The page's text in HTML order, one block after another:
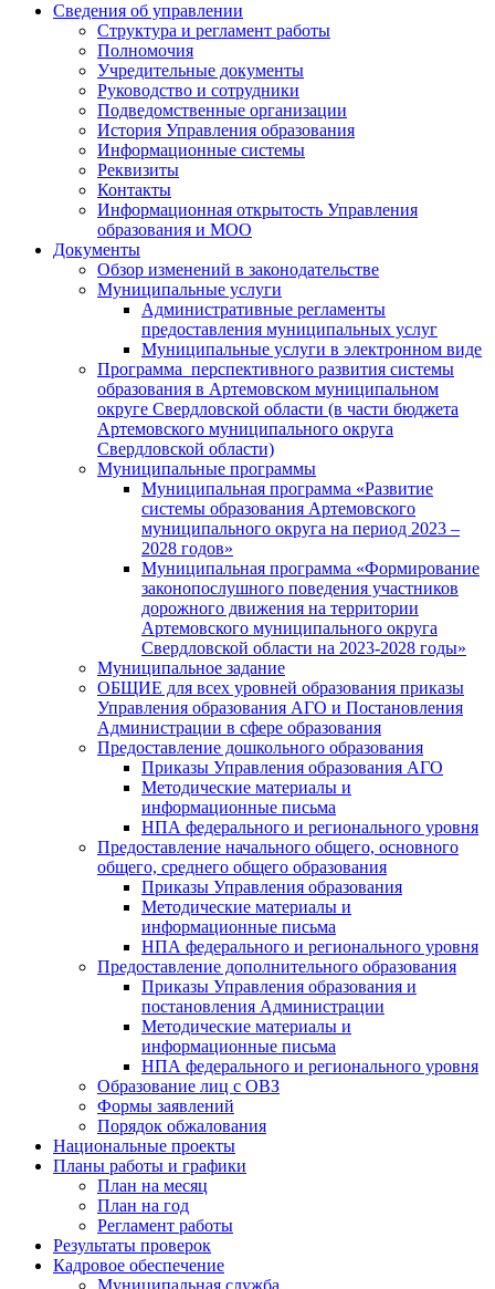
Сведения об управлении
Структура и регламент работы
Полномочия
Учредительные документы
Руководство и сотрудники
Подведомственные организации
История Управления образования
Информационные системы
Реквизиты
Контакты
Информационная открытость Управления
образования и МОО
Документы
Обзор изменений в законодательстве
Муниципальные услуги
Административные регламенты
предоставления муниципальных услуг
Муниципальные услуги в электронном виде
Программа перспективного развития системы
образования в Артемовском муниципальном
округе Свердловской области (в части бюджета
Артемовского муниципального округа
Свердловской области)
Муниципальные программы
Муниципальная программа «Развитие
системы образования Артемовского
муниципального округа на период 2023 –
2028 годов»
Муниципальная программа «Формирование
законопослушного поведения участников
дорожного движения на территории
Артемовского муниципального округа
Свердловской области на 2023-2028 годы»
Муниципальное задание
ОБЩИЕ для всех уровней образования приказы
Управления образования АГО и Постановления
Администрации в сфере образования
Предоставление дошкольного образования
Приказы Управления образования АГО
Методические материалы и
информационные письма
НПА федерального и регионального уровня
Предоставление начального общего, основного
общего, среднего общего образования
Приказы Управления образования
Методические материалы и
информационные письма
НПА федерального и регионального уровня
Предоставление дополнительного образования
Приказы Управления образования и
постановления Администрации
Методические материалы и
информационные письма
НПА федерального и регионального уровня
Образование лиц с ОВЗ
Формы заявлений
Порядок обжалования
Национальные проекты
Планы работы и графики
План на месяц
План на год
Регламент работы
Результаты проверок
Кадровое обеспечение